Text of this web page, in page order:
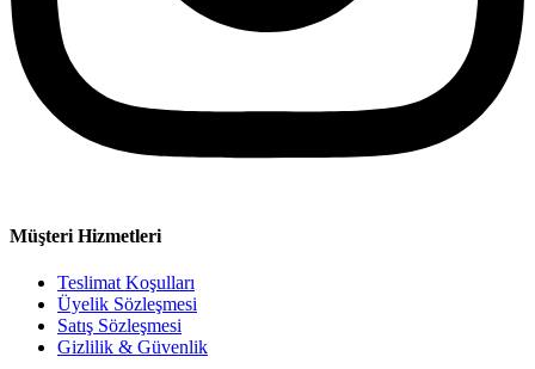
Müşteri Hizmetleri
Teslimat Koşulları
Üyelik Sözleşmesi
Satış Sözleşmesi
Gizlilik & Güvenlik